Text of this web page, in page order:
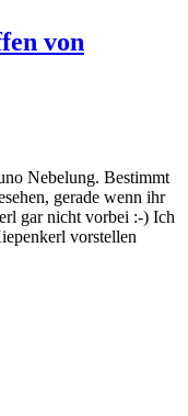
von
Nebelung. Bestimmt
gerade wenn ihr
gar nicht vorbei :-) Ich
vorstellen